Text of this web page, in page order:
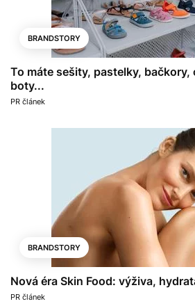
BRANDSTORY
To máte sešity, pastelky, bačkory,
boty...
PR článek
BRANDSTORY
Nová éra Skin Food: výživa,
PR článek